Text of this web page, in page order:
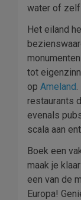
water of
Het eiland
tot
op Ameland
restaurants
evenals
scala aan
Boek een
maak je
een van de
Europa!